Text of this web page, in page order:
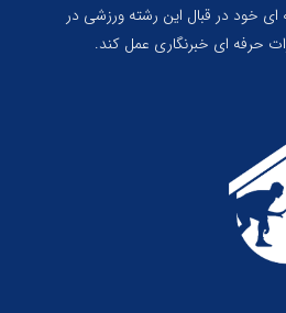
خود در قبال این رشته ورزشی در
حرفه ای خبرنگاری عمل کند.